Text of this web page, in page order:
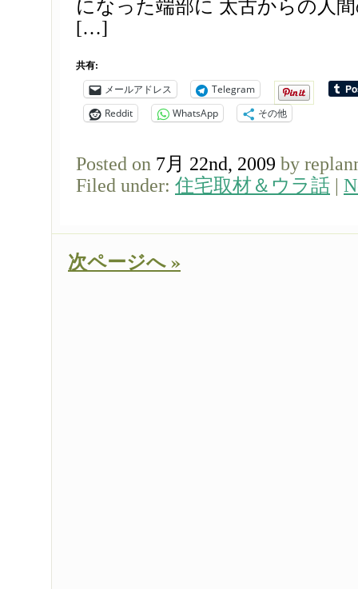
になった端部に 太古からの人
[…]
共有:
メールアドレス
Telegram
Reddit
WhatsApp その他
Posted on 7月 22nd, 2009 by
Filed under: 住宅取材＆ウラ話 |
次ページへ »